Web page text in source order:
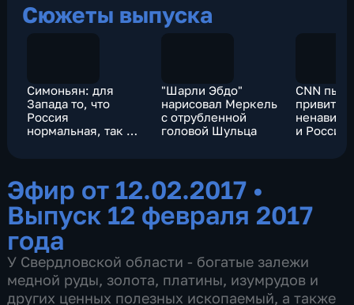
Сюжеты выпуска
Симоньян: для
Запада то, что
Россия
нормальная, так же
"Шарли Эбдо"
нарисовал Меркель
с отрубленной
головой Шульца
CNN
привить
и России
Эфир от 12.02.2017 •
Выпуск 12 февраля 2017
года
У Свердловской области - богатые залежи
медной руды, золота, платины, изумрудов и
других ценных полезных ископаемый, а также